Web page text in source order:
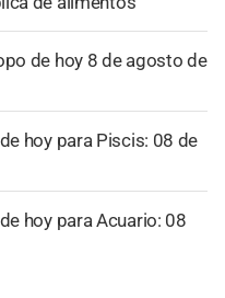
de hoy 8 de agosto de
hoy para Piscis: 08 de
hoy para Acuario: 08